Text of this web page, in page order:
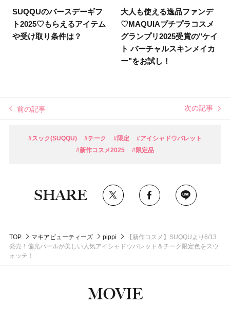
SUQQUのバースデーギフ
ト2025♡もらえるアイテム
や受け取り条件は？
大人も使える逸品ファンデ
♡MAQUIAプチプラコスメ
グランプリ2025受賞の"ケイ
ト バーチャルスキンメイカ
ー"をお試し！
前の記事 次の記事
#スック(SUQQU) #チーク #限定
#アイシャドウパレット
#新作コスメ2025
#限定品
SHARE
TOP マキアビューティーズ pippi
【新作コスメ】SUQQUより6/13
発売！偏光パールが美しい人気アイシャドウパレット＆チーク限定色をスウ
ォッチ！
MOVIE